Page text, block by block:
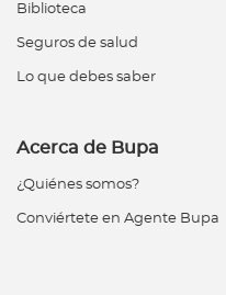
Biblioteca
Seguros de salud
Lo que debes saber
Acerca de Bupa
¿Quiénes somos?
Conviértete en Agente Bupa